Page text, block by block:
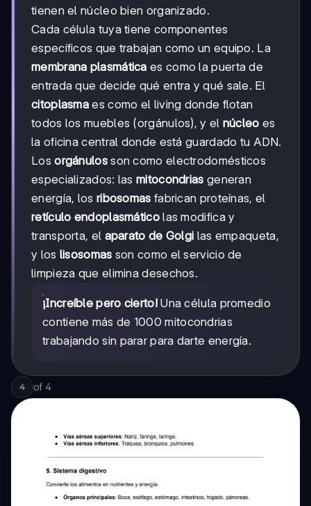
tienen el núcleo bien organizado.
Cada célula tuya tiene componentes
específicos que trabajan como un equipo. La
membrana plasmática es como la puerta de
entrada que decide qué entra y qué sale. El
citoplasma es como el living donde flotan
todos los muebles (orgánulos), y el núcleo es
la oficina central donde está guardado tu ADN.
Losorgánulosson como electrodomésticos
especializados: lasmitocondrias generan
energía, los ribosomas fabrican proteínas, el
retículo endoplasmáticolas modifica y
transporta, el aparato de Golgi las empaqueta,
y los lisosomas son como el servicio de
limpieza que elimina desechos.
¡Increíble pero cierto!Una célula promedio
contiene más de 1000 mitocondrias
trabajando sin parar para darte energía.
4 of 4